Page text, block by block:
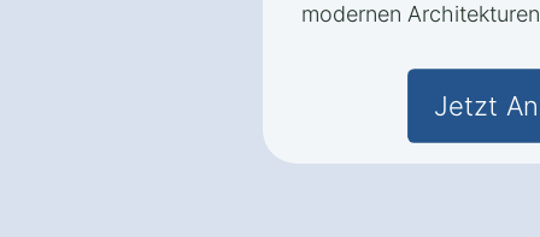
modernen
Jetzt